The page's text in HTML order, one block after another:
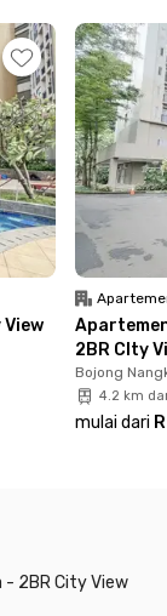
sudah
tanpa perlu
antara
mendukung
ini hanya
ke Riverside
7 menit ke
14 menit ke
penting,
adalah pilihan
dengan
ini sekarang
2BR CIty
Bojong
4.2 km
mulai dari
- 2BR City View